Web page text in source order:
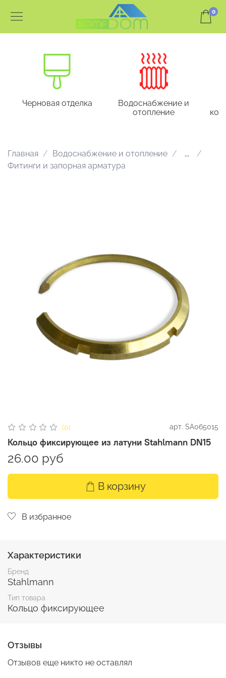
0
Черновая отделка
Водоснабжение и
отопление
Главная Водоснабжение и отопление
...
Фитинги и запорная арматура
(0) арт. SA065015
Кольцо фиксирующее из латуни Stahlmann DN15
26.00 руб
В корзину
В избранное
Характеристики
Бренд
Stahlmann
Тип товара
Кольцо фиксирующее
Отзывы
Отзывов еще никто не оставлял